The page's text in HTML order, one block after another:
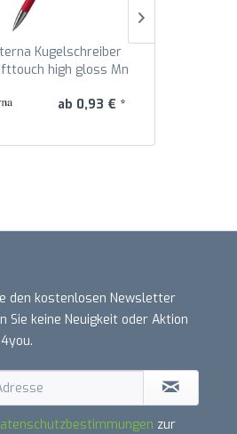
Kugelschreiber
high gloss Mn
ab 0,93 € *
den kostenlosen Newsletter
Sie keine Neuigkeit oder Aktion
zur